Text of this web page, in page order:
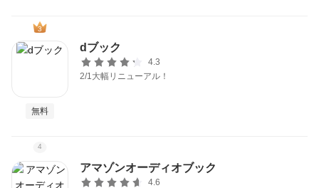
3
無料
dブック
4.3
2/1大幅リニューアル！
4
アマゾンオーディオブック
4.6